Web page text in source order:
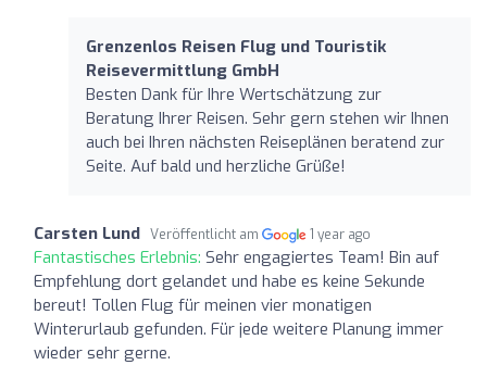
Grenzenlos Reisen Flug und Touristik
Reisevermittlung GmbH
Besten Dank für Ihre Wertschätzung zur
Beratung Ihrer Reisen. Sehr gern stehen wir Ihnen
auch bei Ihren nächsten Reiseplänen beratend zur
Seite. Auf bald und herzliche Grüße!
Carsten Lund Veröffentlicht am 1 year ago
Fantastisches Erlebnis: Sehr engagiertes Team! Bin auf
Empfehlung dort gelandet und habe es keine Sekunde
bereut! Tollen Flug für meinen vier monatigen
Winterurlaub gefunden. Für jede weitere Planung immer
wieder sehr gerne.